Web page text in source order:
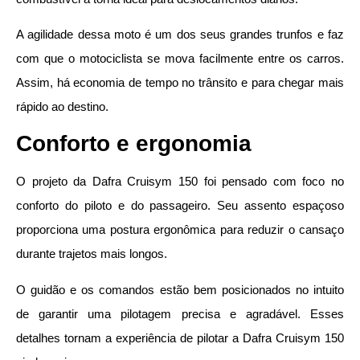
A agilidade dessa moto é um dos seus grandes trunfos e faz
com que o motociclista se mova facilmente entre os carros.
Assim, há economia de tempo no trânsito e para chegar mais
rápido ao destino.
Conforto e ergonomia
O projeto da Dafra Cruisym 150 foi pensado com foco no
conforto do piloto e do passageiro. Seu assento espaçoso
proporciona uma postura ergonômica para reduzir o cansaço
durante trajetos mais longos.
O guidão e os comandos estão bem posicionados no intuito
de garantir uma pilotagem precisa e agradável. Esses
detalhes tornam a experiência de pilotar a Dafra Cruisym 150